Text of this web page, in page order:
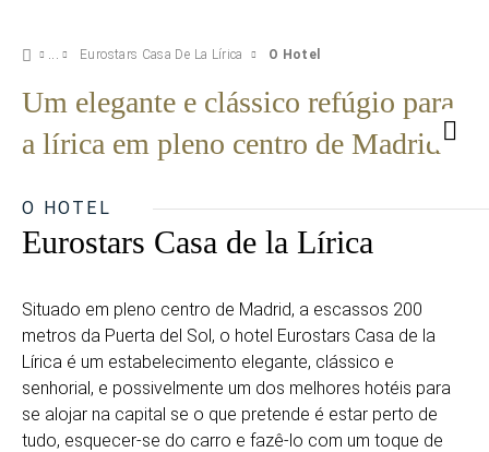
Eurostars Casa De La Lírica O Hotel
Um elegante e clássico refúgio para
a lírica em pleno centro de Madrid
O HOTEL
Eurostars Casa de la Lírica
Situado em pleno centro de Madrid, a escassos 200
metros da Puerta del Sol, o hotel Eurostars Casa de la
Lírica é um estabelecimento elegante, clássico e
senhorial, e possivelmente um dos melhores hotéis para
se alojar na capital se o que pretende é estar perto de
tudo, esquecer-se do carro e fazê-lo com um toque de